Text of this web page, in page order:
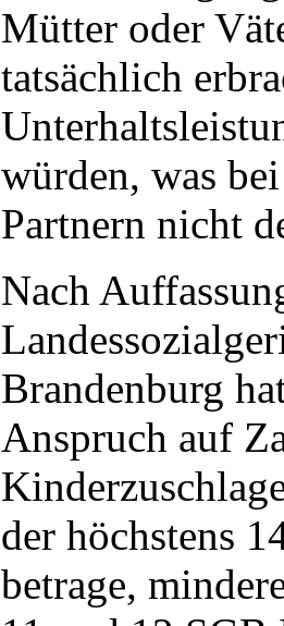
Mütter oder
tatsächlich
würden, was
Partnern nicht
Nach
Brandenburg
Anspruch auf
der höchstens
betrage,